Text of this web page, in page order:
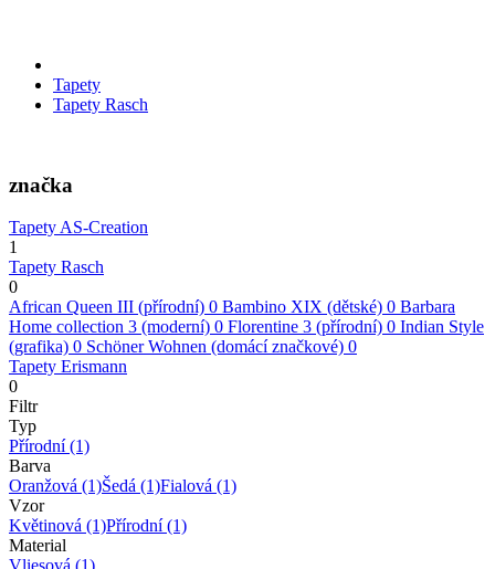
Tapety
Tapety Rasch
značka
Tapety AS-Creation
1
Tapety Rasch
0
African Queen III (přírodní) 0 Bambino XIX (dětské) 0 Barbara
Home collection 3 (moderní) 0 Florentine 3 (přírodní) 0 Indian Style
(grafika) 0 Schöner Wohnen (domácí značkové) 0
Tapety Erismann
0
Filtr
Typ
Přírodní(1)
Barva
Oranžová (1)Šedá (1)Fialová (1)
Vzor
Květinová (1)Přírodní(1)
Material